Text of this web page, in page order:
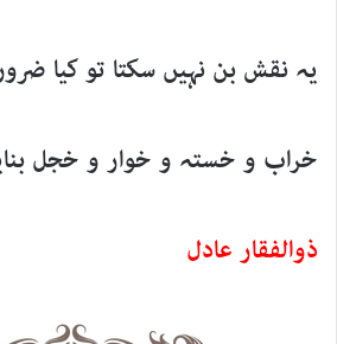
یہ نقش بن نہیں سکتا تو کیا
خراب و خستہ و خوار و خجل
ذوالفقار عادل